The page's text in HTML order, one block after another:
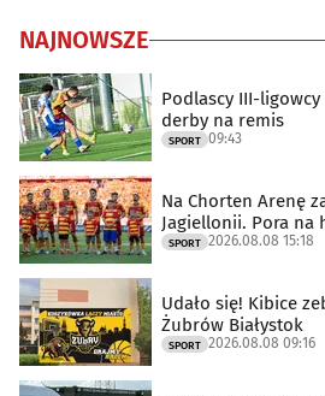
NAJNOWSZE
Podlascy III-ligowcy
derby na remis
SPORT 09:43
Na Chorten Arenę
Jagiellonii. Pora na
SPORT 2026.08.08 15:18
Udało się! Kibice
Żubrów Białystok
SPORT 2026.08.08 09:16